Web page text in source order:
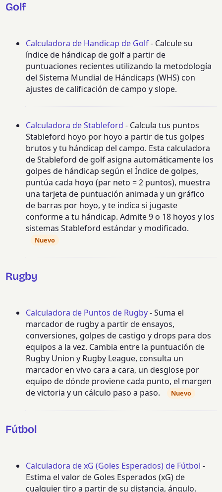
Golf
Calculadora de Handicap de Golf- Calcule su
índice de hándicap de golf a partir de
puntuaciones recientes utilizando la metodología
del Sistema Mundial de Hándicaps (WHS) con
ajustes de calificación de campo y slope.
Calculadora de Stableford - Calcula tus puntos
Stableford hoyo por hoyo a partir de tus golpes
brutos y tu hándicap del campo. Esta calculadora
de Stableford de golf asigna automáticamente los
golpes de hándicap según el Índice de golpes,
puntúa cada hoyo (par neto = 2 puntos), muestra
una tarjeta de puntuación animada y un gráfico
de barras por hoyo, y te indica si jugaste
conforme a tu hándicap. Admite 9 o 18 hoyos y los
sistemas Stableford estándar y modificado.
Nuevo
Rugby
Calculadora de Puntos de Rugby- Suma el
marcador de rugby a partir de ensayos,
conversiones, golpes de castigo y drops para dos
equipos a la vez. Cambia entre la puntuación de
Rugby Union y Rugby League, consulta un
marcador en vivo cara a cara, un desglose por
equipo de dónde proviene cada punto, el margen
de victoria y un cálculo paso a paso.
Nuevo
Fútbol
Calculadora de xG (Goles Esperados) de Fútbol -
Estima el valor de Goles Esperados (xG) de
cualquier tiro a partir de su distancia, ángulo,